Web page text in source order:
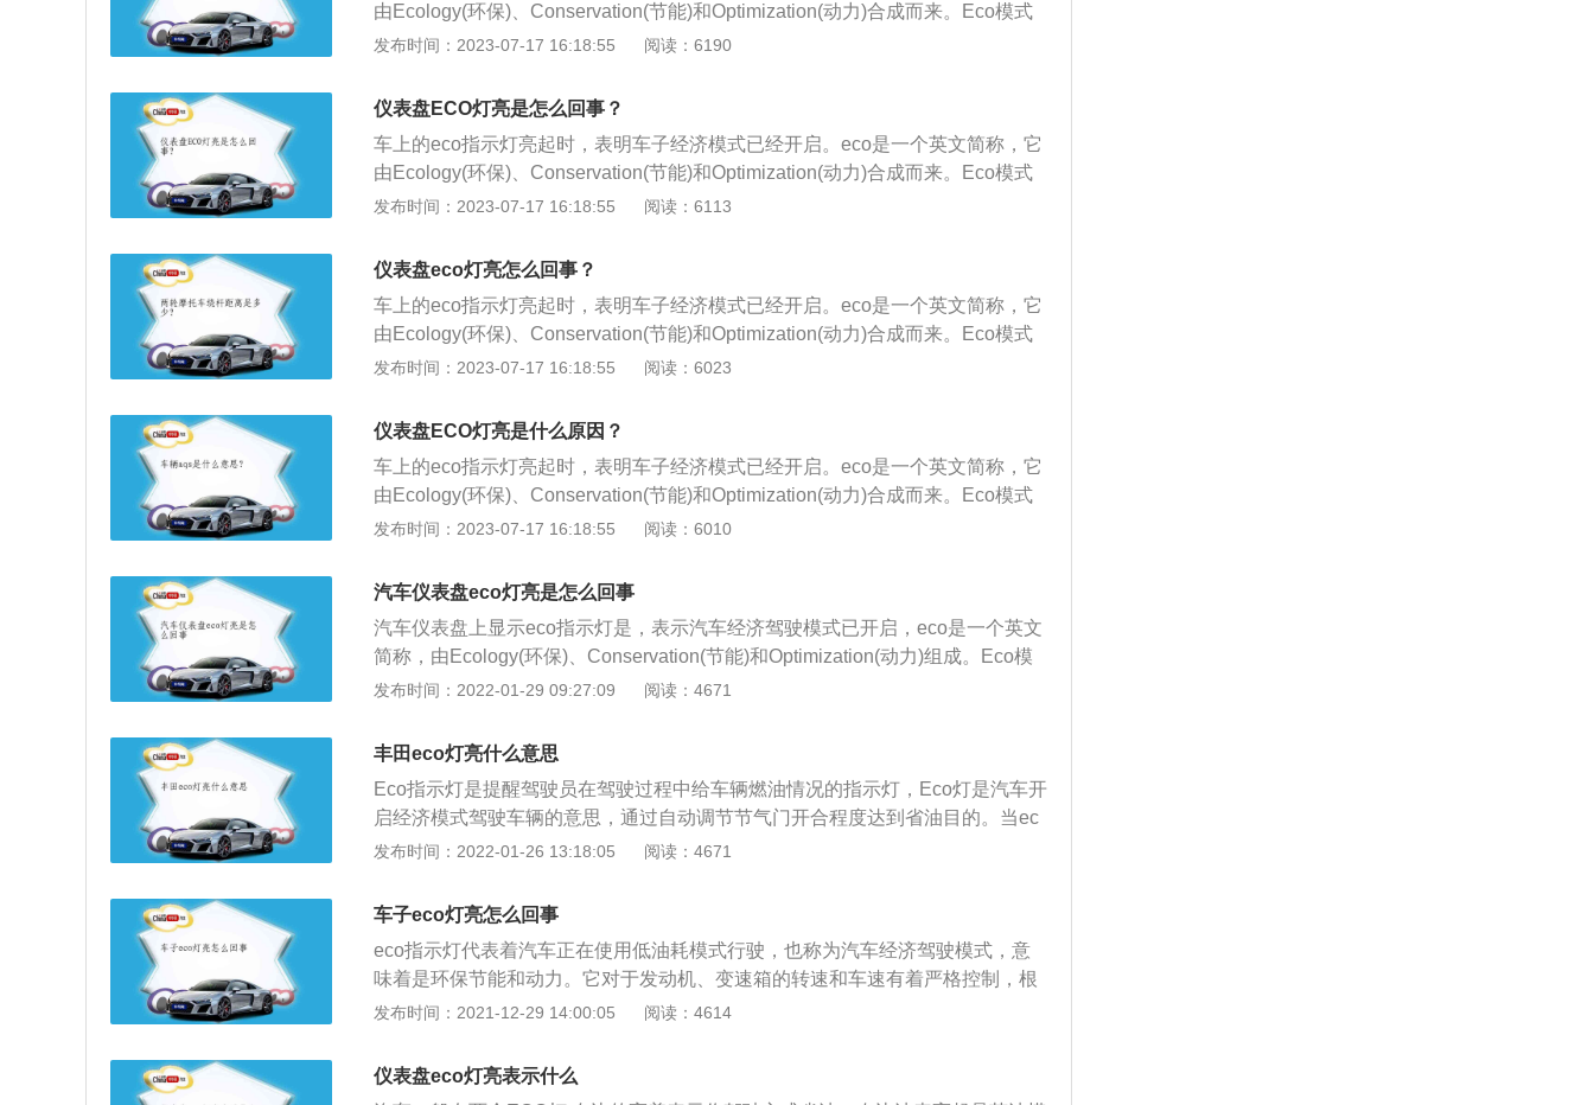
由Ecology(环保)、Conservation(节能)和Optimization(动力)合成而来。Eco模式
还分为主动式eco驾驶模式和非主动式eco驾驶模式。eco模式分为主动式和非主
模式开关，仪表盘指示灯随即亮起，车辆也自动开始调节设置，例如节气门开
度、变速箱换挡逻辑、空调输出功率等。非主动式eco模式没有专门的按键，仪
表盘eco指示灯亮起时，只是一个提醒功能，eco会自动评估你的驾驶行为，如果
你当前驾驶操作达到了最佳燃油供应量时，那么仪表盘就会同步显示出eco指示
灯。大多数汽车都是采用主动式eco驾驶模式，也就是有独自的开关按键，那么
速、在N/P挡以及手动模式下，尤其是爬坡的时候，都没有必要开启eco模式，这
样反而体现不出eco经济节油的特点，还影响动力性。除此之外，eco模式通常会
在以下情况下失效：当车速超过120公里每小时，这个时候车子会考虑车速，eco
需要大扭矩输出时，例如爬坡，发动机电脑会判断优先保证，把足够的动力来驱
发布时间：2023-07-17 16:18:55 阅读：6190
仪表盘ECO灯亮是怎么回事？
车上的eco指示灯亮起时，表明车子经济模式已经开启。eco是一个英文简称，它
由Ecology(环保)、Conservation(节能)和Optimization(动力)合成而来。Eco模式
还分为主动式eco驾驶模式和非主动式eco驾驶模式。eco模式分为主动式和非主
模式开关，仪表盘指示灯随即亮起，车辆也自动开始调节设置，例如节气门开
度、变速箱换挡逻辑、空调输出功率等。非主动式eco模式没有专门的按键，仪
表盘eco指示灯亮起时，只是一个提醒功能，eco会自动评估你的驾驶行为，如果
你当前驾驶操作达到了最佳燃油供应量时，那么仪表盘就会同步显示出eco指示
灯。大多数汽车都是采用主动式eco驾驶模式，也就是有独自的开关按键，那么
速、在N/P挡以及手动模式下，尤其是爬坡的时候，都没有必要开启eco模式，这
样反而体现不出eco经济节油的特点，还影响动力性。除此之外，eco模式通常会
在以下情况下失效：当车速超过120公里每小时，这个时候车子会考虑车速，eco
需要大扭矩输出时，例如爬坡，发动机电脑会判断优先保证，把足够的动力来驱
发布时间：2023-07-17 16:18:55 阅读：6113
仪表盘eco灯亮怎么回事？
车上的eco指示灯亮起时，表明车子经济模式已经开启。eco是一个英文简称，它
由Ecology(环保)、Conservation(节能)和Optimization(动力)合成而来。Eco模式
还分为主动式eco驾驶模式和非主动式eco驾驶模式。eco模式分为主动式和非主
模式开关，仪表盘指示灯随即亮起，车辆也自动开始调节设置，例如节气门开
度、变速箱换挡逻辑、空调输出功率等。非主动式eco模式没有专门的按键，仪
表盘eco指示灯亮起时，只是一个提醒功能，eco会自动评估你的驾驶行为，如果
你当前驾驶操作达到了最佳燃油供应量时，那么仪表盘就会同步显示出eco指示
灯。大多数汽车都是采用主动式eco驾驶模式，也就是有独自的开关按键，那么
速、在N/P挡以及手动模式下，尤其是爬坡的时候，都没有必要开启eco模式，这
样反而体现不出eco经济节油的特点，还影响力动力性。除此之外，eco模式通常
会在以下情况下失效：当车速超过120公里每小时，这个时候车子会考虑车速，e
当需要大扭矩输出时，例如爬坡，发动机电脑会判断优先保证，把足够的动力来
发布时间：2023-07-17 16:18:55 阅读：6023
仪表盘ECO灯亮是什么原因？
车上的eco指示灯亮起时，表明车子经济模式已经开启。eco是一个英文简称，它
由Ecology(环保)、Conservation(节能)和Optimization(动力)合成而来。Eco模式
还分为主动式eco驾驶模式和非主动式eco驾驶模式。eco模式分为主动式和非主
模式开关，仪表盘指示灯随即亮起，车辆也自动开始调节设置，例如节气门开
度、变速箱换挡逻辑、空调输出功率等。非主动式eco模式没有专门的按键，仪
表盘eco指示灯亮起时，只是一个提醒功能，eco会自动评估你的驾驶行为，如果
你当前驾驶操作达到了最佳燃油供应量时，那么仪表盘就会同步显示出eco指示
灯。大多数汽车都是采用主动式eco驾驶模式，也就是有独自的开关按键，那么
速、在N/P挡以及手动模式下，尤其是爬坡的时候，都没有必要开启eco模式，这
样反而体现不出eco经济节油的特点，还影响力动力性。除此之外，eco模式通常
会在以下情况下失效：当车速超过120公里每小时，这个时候车子会考虑车速，e
当需要大扭矩输出时，例如爬坡，发动机电脑会判断优先保证，把足够的动力来
发布时间：2023-07-17 16:18:55 阅读：6010
汽车仪表盘eco灯亮是怎么回事
汽车仪表盘上显示eco指示灯是，表示汽车经济驾驶模式已开启，eco是一个英文
简称，由Ecology(环保)、Conservation(节能)和Optimization(动力)组成。Eco模
式分为主动模式驾驶和非主动驾驶模式，区别在于主动式有eco独立按键，车主
自动调节设置，比如空调输出功率、变速箱换挡逻辑、节气门开度等。非主动式
eco模式没有专门按钮，eco会自动评估驾驶员的操作行为，当驾驶员操作达到了
最佳燃油供应量时，仪表盘会同步显示eco指示灯。大部分汽车都是使用主动式e
co模式，在日常驾驶时，当车速为60-90公里/小时为经济时速，就可以开启eco模
式，如果时速超过120公里/小时、停车怠速、在N/P挡已经手动模式，特别是爬
发布时间：2022-01-29 09:27:09 阅读：4671
丰田eco灯亮什么意思
Eco指示灯是提醒驾驶员在驾驶过程中给车辆燃油情况的指示灯，Eco灯是汽车开
启经济模式驾驶车辆的意思，通过自动调节节气门开合程度达到省油目的。当ec
o指示灯亮起时，说明汽车处于省油状态下行驶，当eco指示灯熄灭后，说明汽车
过120公里，每小时驾驶时eco指示灯都不会亮，因为eco模式主要是培养驾驶员
拥有良好驾驶习惯，不能猛踩油门，通过使用eco经济模式会对汽车的动力表现
有一定的影响，别人驾驶员在踩下油门后，速度反应比往常迟钝。
发布时间：2022-01-26 13:18:05 阅读：4671
车子eco灯亮怎么回事
eco指示灯代表着汽车正在使用低油耗模式行驶，也称为汽车经济驾驶模式，意
味着是环保节能和动力。它对于发动机、变速箱的转速和车速有着严格控制，根
据车主驾驶习惯和路况，智能计算出最佳燃油量提供给发动机做功。一般来说，
驶速度最快，动力最强的一种，还有舒适模式和经济模式。其中经济模式较为适
合在市区拥堵路面使用，可以减少不必要的油耗，以最科学的计算方式控制发动
发布时间：2021-12-29 14:00:05 阅读：4614
仪表盘eco灯亮表示什么